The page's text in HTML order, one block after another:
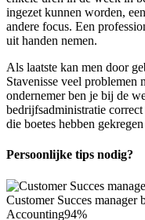
ingezet kunnen worden,
andere focus. Een
uit handen nemen.
Als laatste kan men door
Stavenisse veel problemen
ondernemer ben je bij de
bedrijfsadministratie
die boetes hebben
Persoonlijke tips nodig?
Customer Succes manager
Accounting94%